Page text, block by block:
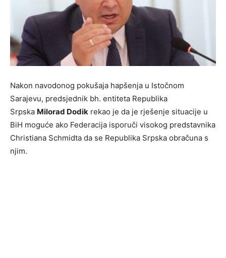
Nakon navodonog pokušaja hapšenja u Istočnom
Sarajevu, predsjednik bh. entiteta Republika
Srpska Milorad Dodik rekao je da je rješenje situacije u
BiH moguće ako Federacija isporuči visokog predstavnika
Christiana Schmidta da se Republika Srpska obračuna s
njim.